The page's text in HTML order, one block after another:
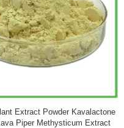
Ekstrak Tanaman Ginkgo Biloba
Flavon 24% Lakton 6% Ekstrak